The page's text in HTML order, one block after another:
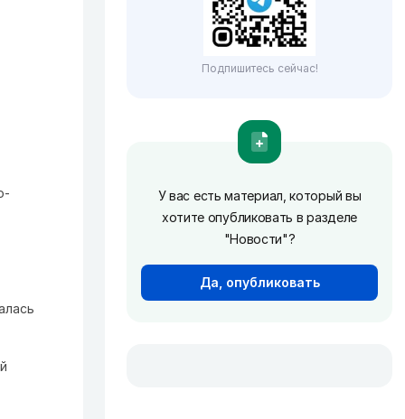
Подпишитесь сейчас!
У вас есть материал, который вы
хотите опубликовать в разделе
"Новости"?
Да, опубликовать